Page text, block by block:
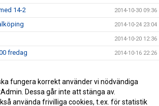
14-2 2014-10-30 09:36
2014-10-24 23:04
2014-10-20 12:36
fredag 2014-10-16 22:26
8-2 mot Vänersborg 2014-10-05 14:15
U söndag 5/10 11:00 2014-10-03 16:44
fungera korrekt använder vi nödvändiga
Dessa går inte att stänga av.
använda frivilliga cookies, t.ex. för statistik